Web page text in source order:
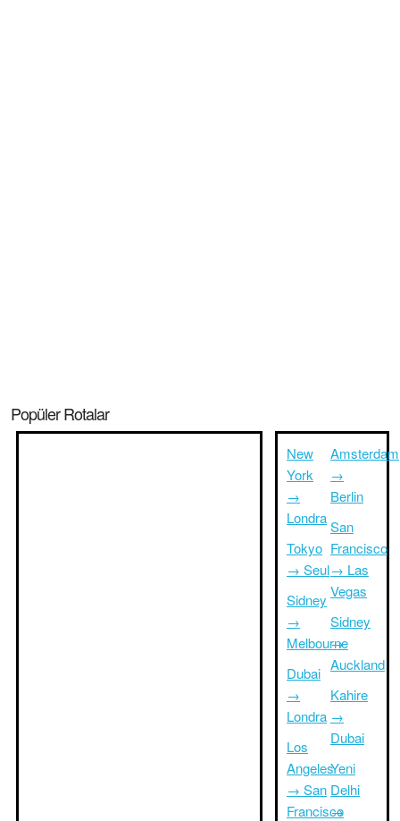
Popüler Rotalar
New
York
→
Londra
Tokyo
→ Seul
Sidney
→
Melbourne
Dubai
→
Londra
Los
Angeles
→ San
Francisco
Amsterdam
→
Berlin
San
Francisco
→ Las
Vegas
Sidney
→
Auckland
Kahire
→
Dubai
Yeni
Delhi
→